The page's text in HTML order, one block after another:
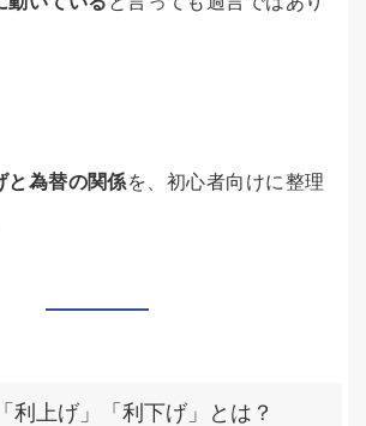
と為替の関係を、初心者向けに整理
利上げ」「利下げ」とは？